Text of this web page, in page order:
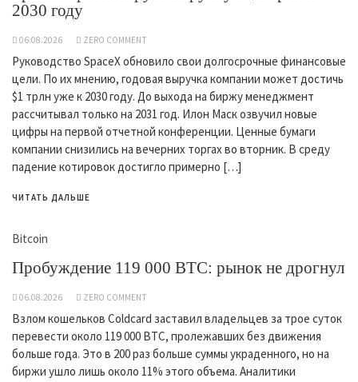
2030 году
06.08.2026 ZERO COMMENT
Руководство SpaceX обновило свои долгосрочные финансовые
цели. По их мнению, годовая выручка компании может достичь
$1 трлн уже к 2030 году. До выхода на биржу менеджмент
рассчитывал только на 2031 год. Илон Маск озвучил новые
цифры на первой отчетной конференции. Ценные бумаги
компании снизились на вечерних торгах во вторник. В среду
падение котировок достигло примерно […]
ЧИТАТЬ ДАЛЬШЕ
Bitcoin
Пробуждение 119 000 BTC: рынок не дрогнул
06.08.2026 ZERO COMMENT
Взлом кошельков Coldcard заставил владельцев за трое суток
перевести около 119 000 BTC, пролежавших без движения
больше года. Это в 200 раз больше суммы украденного, но на
биржи ушло лишь около 11% этого объема. Аналитики